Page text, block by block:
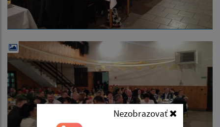
Nezobrazovať